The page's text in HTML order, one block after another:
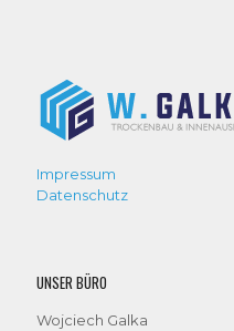
Impressum
Datenschutz
UNSER BÜRO
Wojciech Galka